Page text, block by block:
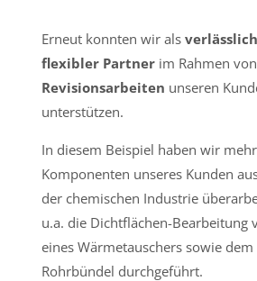
Erneut konnten wir als
flexibler Partnerim Rahmen von
Revisionsarbeiten unseren
unterstützen.
In diesem Beispiel haben wir
Komponenten unseres Kunden
der chemischen Industrie
u.a. die Dichtflächen-Bearbeitung
eines Wärmetauschers sowie dem
Rohrbündel durchgeführt.